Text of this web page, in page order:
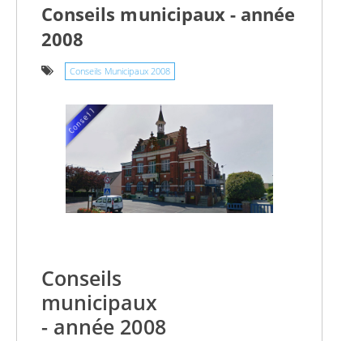
Conseils municipaux - année
2008
Conseils Municipaux 2008
Conseils
municipaux
- année 2008